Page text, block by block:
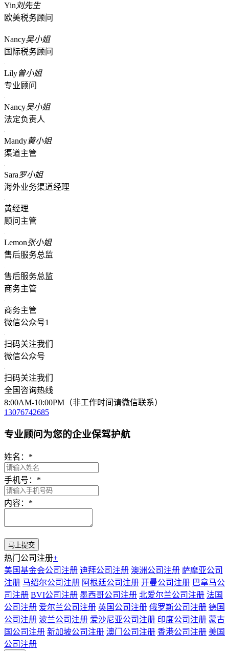
Yin 刘先生
欧美税务顾问
Nancy吴小姐
国际税务顾问
Lily曾小姐
专业顾问
Nancy吴小姐
法定负责人
Mandy黄小姐
渠道主管
Sara罗小姐
海外业务渠道经理
黄经理
顾问主管
Lemon张小姐
售后服务总监
售后服务总监
商务主管
商务主管
微信公众号1
扫码关注我们
微信公众号
扫码关注我们
全国咨询热线
8:00AM-10:00PM（非工作时间请微信联系）
13076742685
专业顾问为您的企业保驾护航
姓名： *
手机号： *
内容： *
热门公司注册+
美国基金会公司注册 迪拜公司注册 澳洲公司注册 萨摩亚公司
注册 马绍尔公司注册 阿根廷公司注册 开曼公司注册 巴拿马公
司注册 BVI公司注册 墨西哥公司注册 北爱尔兰公司注册 法国
公司注册 爱尔兰公司注册 英国公司注册 俄罗斯公司注册 德国
公司注册 波兰公司注册 爱沙尼亚公司注册 印度公司注册 蒙古
国公司注册 新加坡公司注册 澳门公司注册 香港公司注册 美国
公司注册